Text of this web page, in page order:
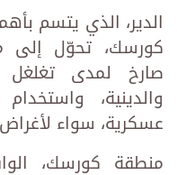
الدير، الذي يتسم
كورسك، تحوّل
صارخ لمدى تغلغل
والدينية،
عسكرية، سواء
منطقة كورسك،